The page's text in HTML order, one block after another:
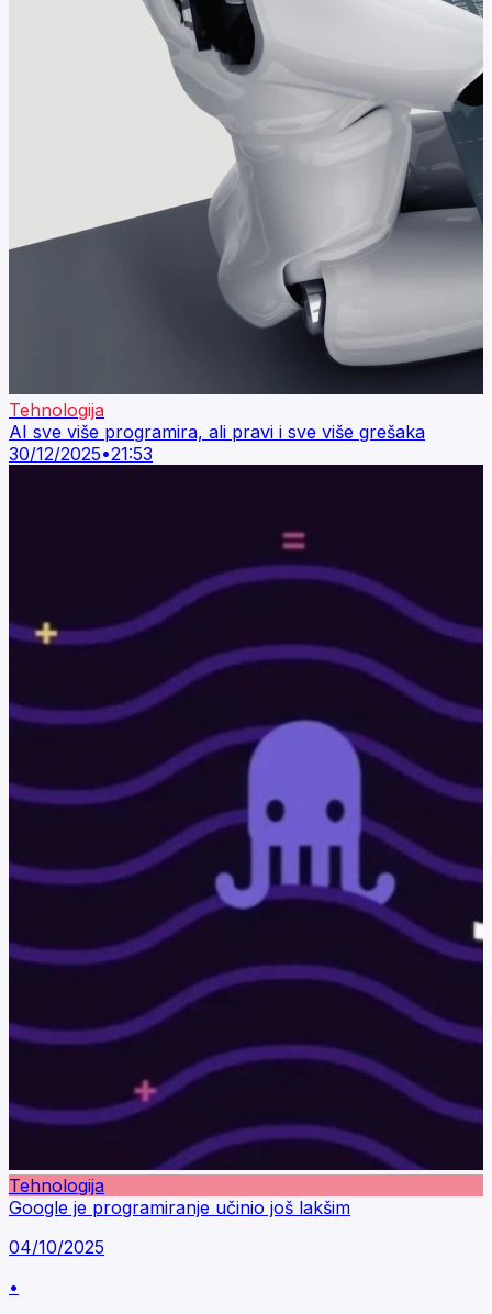
Tehnologija
AI sve više programira, ali pravi i sve više grešaka
30/12/2025•21:53
Tehnologija
Google je programiranje učinio još lakšim
04/10/2025
•